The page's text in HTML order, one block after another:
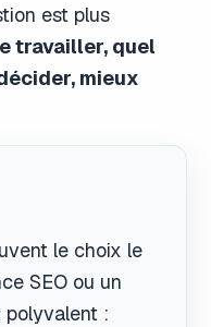
est plus
travailler, quel
mieux
le choix le
SEO ou un
: